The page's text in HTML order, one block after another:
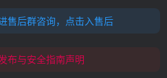
售后群咨询，点击入售后
布与安全指南声明